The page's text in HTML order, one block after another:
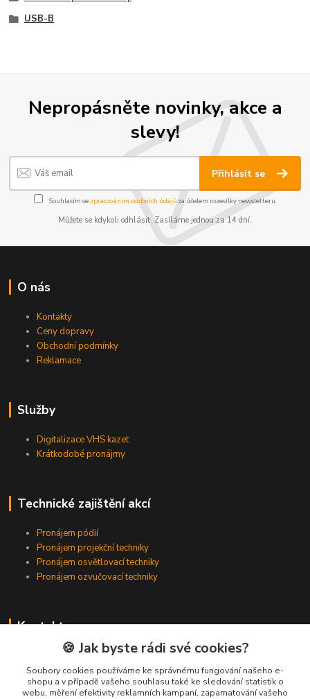
USB-B
Nepropásněte novinky, akce a
slevy!
Přihlásit se
Souhlasím se zpracováním osobních údajůza účelem rozesílky newsletteru.
Můžete se kdykoli odhlásit. Zasíláme jednou za 14 dní.
O nás
Kontakty
Ceny dopravy
Obchodní podmínky
Reklamace
Služby
Digitalizace VHS kazet
Krátkodobé pronájmy
Technické zajištění akcí
Pronájem pódií
Pronájem projekční techniky
Pronájem osvětlovací techniky
Pronájem ozvučovací techniky
Kontakty
Zákaznická podpora
+420 224 318 342
(Po-Pá, 9-16 hod.)
🍪 Jak byste rádi své cookies?
Soubory cookies používáme ke správnému fungování našeho e-
shopu a v případě vašeho souhlasu také ke sledování statistik o
webu, měření efektivity reklamních kampaní, zapamatování vašeho